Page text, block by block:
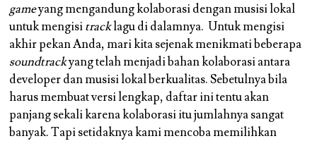
gameyang mengandung kolaborasi dengan musisi lokal
untuk mengisitracklagu di dalamnya. Untuk mengisi
akhir pekan Anda, mari kita sejenak menikmati beberapa
soundtrackyang telah menjadi bahan kolaborasi antara
developer dan musisi lokal berkualitas. Sebetulnya bila
harus membuat versi lengkap, daftar ini tentu akan
panjang sekali karena kolaborasi itu jumlahnya sangat
banyak. Tapi setidaknya kami mencoba memilihkan